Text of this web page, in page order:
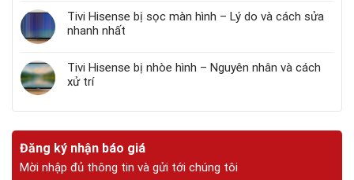
Tivi Hisense bị sọc màn hình – Lý do và cách sửa
nhanh nhất
Tivi Hisense bị nhòe hình – Nguyên nhân và cách
xử trí
Đăng ký nhận báo giá
Mời nhập đủ thông tin và gửi tới chúng tôi